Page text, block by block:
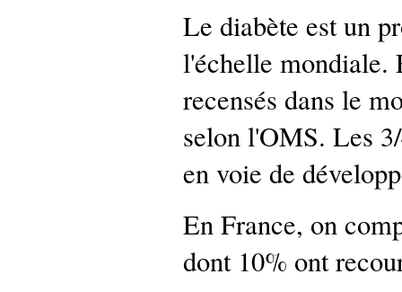
Le diabète est un
l'échelle mondiale.
recensés dans le
selon l'OMS. Les
en voie de
En France, on
dont 10% ont